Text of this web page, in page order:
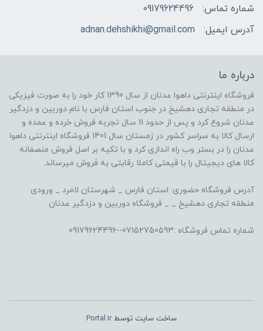
شماره تماس:
09179624496
آدرس ایمیل:
adnan.dehshikhi@gmail.com
درباره ما
فروشگاه اینترنتی داهوا عدنان از سال 1390 کار خود را به صورت فیزیکی
در منطقه تجاری دهشیخ در جنوب استان فارس با نام دوربین و دزدگیر
عدنان شروع کرد و پس از حدود 11 سال تجربه فروش خرده و عمده و
ارسال کالا به سراسر کشور در زمستان سال 1401 فروشگاه اینترنتی داهوا
عدنان را در بستر وب راه اندازی کرد و با تکیه بر اصل فروش منصفانه
کالا های دیجیتال را با قیمتی کاملا رقابتی به فروش میرساند.
آدرس فروشگاه حضوری: استان فارس _ شهرستان لامرد _ ورودی
منطقه تجاری دهشیخ _ _ فروشگاه دوربین و دزدگیر عدنان
شماره تماس فروشگاه :07152750593--09179624496
ساخت سایت توسط Portal.ir